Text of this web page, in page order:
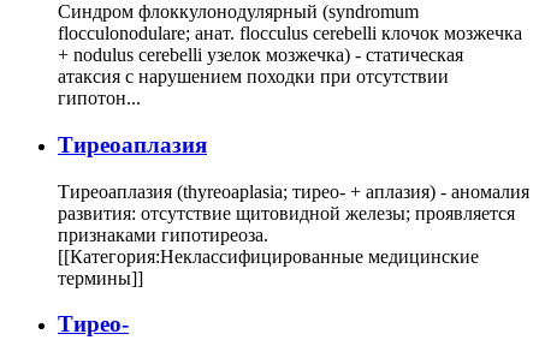
Синдром флоккулонодулярный (syndromum
flocculonodulare; анат. flocculus cerebelli клочок мозжечка
+ nodulus cerebelli узелок мозжечка) - статическая
атаксия с нарушением походки при отсутствии
гипотон...
Тиреоаплазия
Тиреоаплазия (thyreoaplasia; тирео- + аплазия) - аномалия
развития: отсутствие щитовидной железы; проявляется
признаками гипотиреоза.
[[Категория:Неклассифицированные медицинские
термины]]
Тирео-